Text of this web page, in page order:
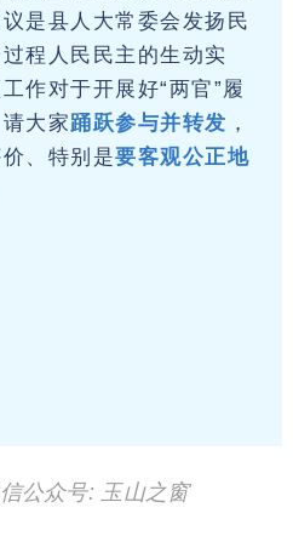
是县人大常委会发扬民
程人民民主的生动实
作对于开展好“两官”履
请大家踊跃参与并转发 ，
、特别是要客观公正地
公众号: 玉山之窗